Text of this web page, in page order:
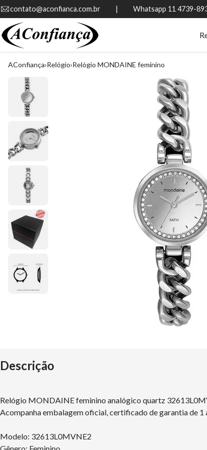
contato@aconfianca.com.br          |          Whatsapp 11 4739-
AConfiança Relógio Relógio MONDAINE feminino
Descrição
Relógio MONDAINE feminino analógico quartz
Acompanha embalagem oficial, certificado de garantia de
Modelo: 32613L0MVNE2